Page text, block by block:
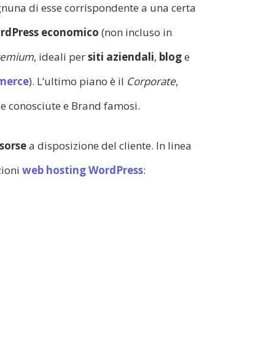
di esse corrispondente a una certa
economico (non incluso in
, ideali persiti aziendali, bloge
). L’ultimo piano è il Corporate,
conosciute e Brand famosi.
a disposizione del cliente. In linea
web hosting WordPress: